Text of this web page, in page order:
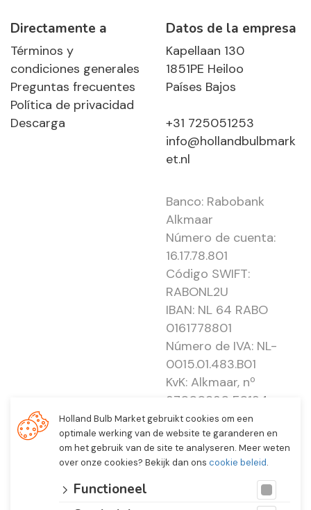
Directamente a
Términos y
condiciones generales
Preguntas frecuentes
Política de privacidad
Descarga
Datos de la empresa
Kapellaan 130
1851PE Heiloo
Países Bajos
+31 725051253
info@hollandbulbmark
et.nl
Banco: Rabobank
Alkmaar
Número de cuenta:
16.17.78.801
Código SWIFT:
RABONL2U
IBAN: NL 64 RABO
0161778801
Número de IVA: NL-
0015.01.483.B01
KvK: Alkmaar, nº
37000830 E0194 -
EBO 505
Holland Bulb Market gebruikt cookies om een
optimale werking van de website te garanderen en
om het gebruik van de site te analyseren. Meer weten
over onze cookies? Bekijk dan ons cookie beleid.
Functioneel